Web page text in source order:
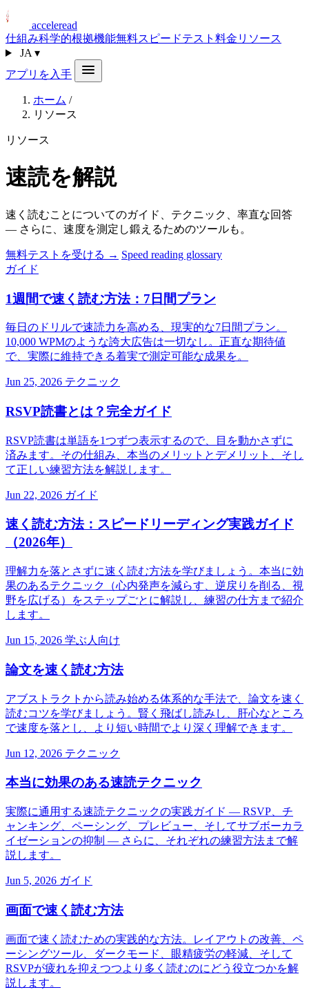
acceleread
仕組み科学的根拠機能無料スピードテスト 料金 リソース
JA ▾
アプリを入手
ホーム /
リソース
リソース
速読を解説
速く読むことについてのガイド、テクニック、率直な回答
— さらに、速度を測定し鍛えるためのツールも。
無料テストを受ける → Speed reading glossary
ガイド
1週間で速く読む方法：7日間プラン
毎日のドリルで速読力を高める、現実的な7日間プラン。
10,000 WPMのような誇大広告は一切なし。正直な期待値
で、実際に維持できる着実で測定可能な成果を。
Jun 25, 2026 テクニック
RSVP読書とは？完全ガイド
RSVP読書は単語を1つずつ表示するので、目を動かさずに
済みます。その仕組み、本当のメリットとデメリット、そし
て正しい練習方法を解説します。
Jun 22, 2026 ガイド
速く読む方法：スピードリーディング実践ガイド
（2026年）
理解力を落とさずに速く読む方法を学びましょう。本当に効
果のあるテクニック（心内発声を減らす、逆戻りを削る、視
野を広げる）をステップごとに解説し、練習の仕方まで紹介
します。
Jun 15, 2026 学ぶ人向け
論文を速く読む方法
アブストラクトから読み始める体系的な手法で、論文を速く
読むコツを学びましょう。賢く飛ばし読みし、肝心なところ
で速度を落とし、より短い時間でより深く理解できます。
Jun 12, 2026 テクニック
本当に効果のある速読テクニック
実際に通用する速読テクニックの実践ガイド — RSVP、チ
ャンキング、ペーシング、プレビュー、そしてサブボーカラ
イゼーションの抑制 — さらに、それぞれの練習方法まで解
説します。
Jun 5, 2026 ガイド
画面で速く読む方法
画面で速く読むための実践的な方法。レイアウトの改善、ペ
ーシングツール、ダークモード、眼精疲労の軽減、そして
RSVPが疲れを抑えつつより多く読むのにどう役立つかを解
説します。